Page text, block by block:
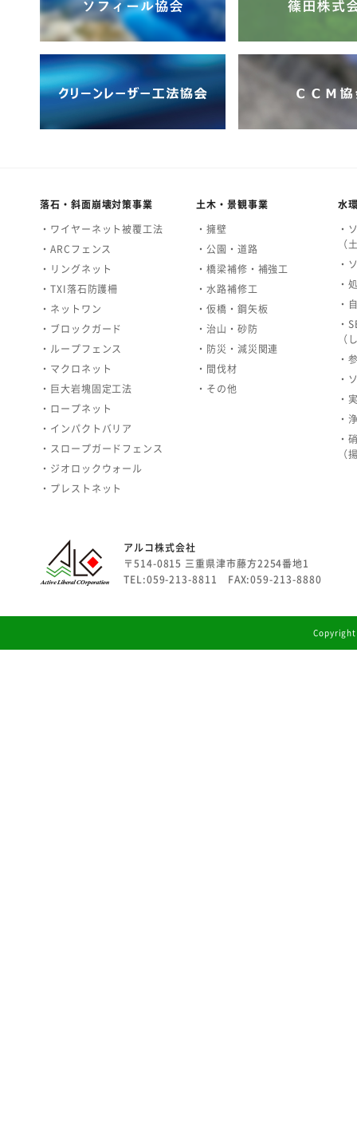
落石・斜面崩壊対策事業
・ワイヤーネット被覆工法
・ARCフェンス
・リングネット
・TXI落石防護柵
・ネットワン
・ブロックガード
・ループフェンス
・マクロネット
・巨大岩塊固定工法
・ロープネット
・インパクトバリア
・スロープガードフェンス
・ジオロックウォール
・プレストネット
土木・景観事業
・擁壁
・公園・道路
・橋梁補修・補強工
・水路補修工
・仮橋・鋼矢板
・治山・砂防
・防災・減災関連
・間伐材
・その他
水
・
（
・
・
・
・
（
・
・
・
・
・
（
アルコ株式会社
〒514-0815 三重県津市藤方2254番地1
TEL:059-213-8811 FAX:059-213-8880
Copyright